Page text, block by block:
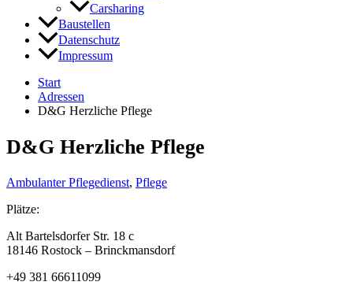
Carsharing
Baustellen
Datenschutz
Impressum
Start
Adressen
D&G Herzliche Pflege
D&G Herzliche Pflege
Ambulanter Pflegedienst, Pflege
Plätze:
Alt Bartelsdorfer Str. 18 c
18146 Rostock – Brinckmansdorf
+49 381 66611099